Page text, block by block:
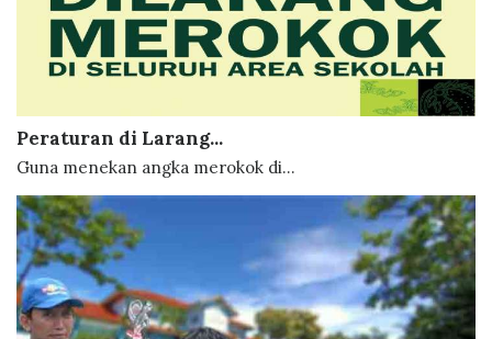
Peraturan di Larang...
Guna menekan angka merokok di...